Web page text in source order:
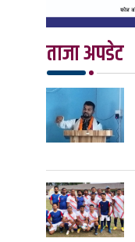
ताजा अपडेट